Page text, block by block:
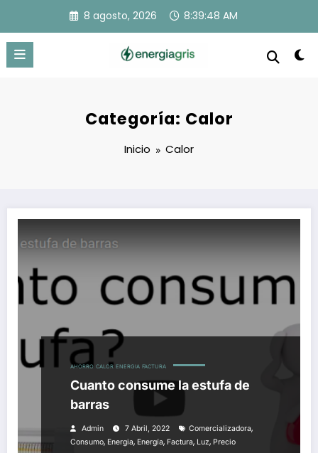
contenido
8 agosto, 2026 8:39:48 AM
Categoría: Calor
Inicio Calor
AHORRO CALOR ENERGIA FACTURA
Cuanto consume la estufa de
barras
Admin 7 Abril, 2022 Comercializadora,
Consumo, Energia, Energía, Factura, Luz, Precio